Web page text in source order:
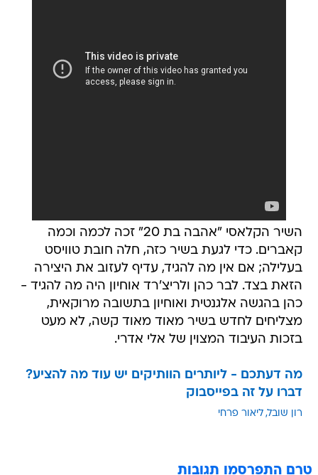
השיר הקלאסי "אהבה בת 20" זכה לכמה וכמה
קאברים. כדי לגעת בשיר כזה, חלה חובת טוויסט
בעלילה; אם אין מה להגיד, עדיף לעזוב את היצירה
הזאת בצד. לבר כהן ולריצ'רד אוחיון היה מה להגיד -
כהן בהגשה אלגנטית ואוחיון בתשובה מרוקאית,
מצליחים לחדש בשיר מאוד מאוד קשה, לא מעט
בזכות העיבוד המצוין של אלי אדרי.
מה דעתכם - ליותרים הוותיקים יש עוד מה להציע?
דברו על זה בפייסבוק
רון שובל ליאור פרחי
טרם התפרסמו תגובות